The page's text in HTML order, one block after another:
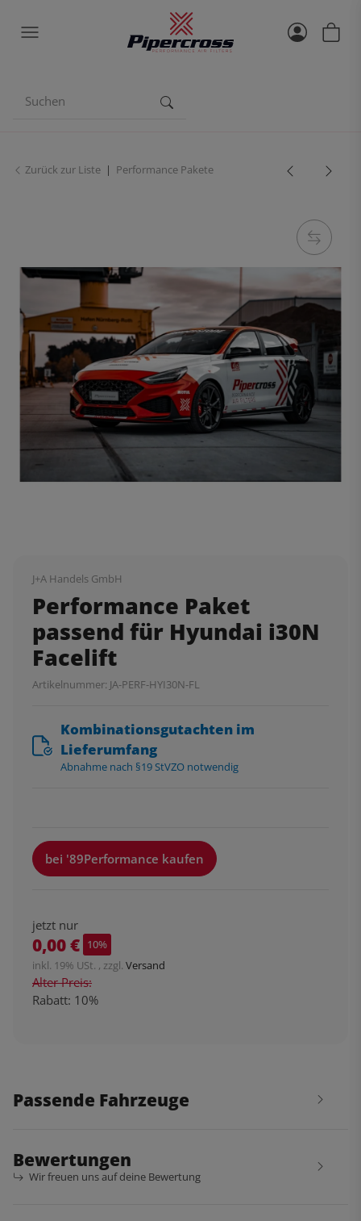
Zurück zur Liste Performance Pakete
J+A Handels GmbH
Performance Paket
passend für Hyundai i30N
Facelift
Artikelnummer: JA-PERF-HYI30N-FL
Kombinationsgutachten im
Lieferumfang
Abnahme nach §19 StVZO notwendig
bei '89Performance kaufen
jetzt nur
0,00 € 10%
inkl. 19% USt. , zzgl. Versand
Alter Preis:
Rabatt: 10%
Passende Fahrzeuge
Bewertungen
Wir freuen uns auf deine Bewertung